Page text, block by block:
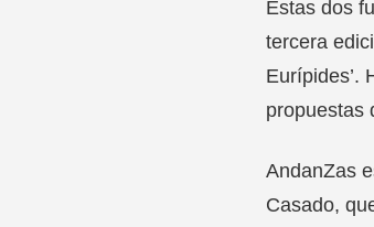
Estas dos
tercera
Eurípides’.
propuestas
AndanZas
Casado,